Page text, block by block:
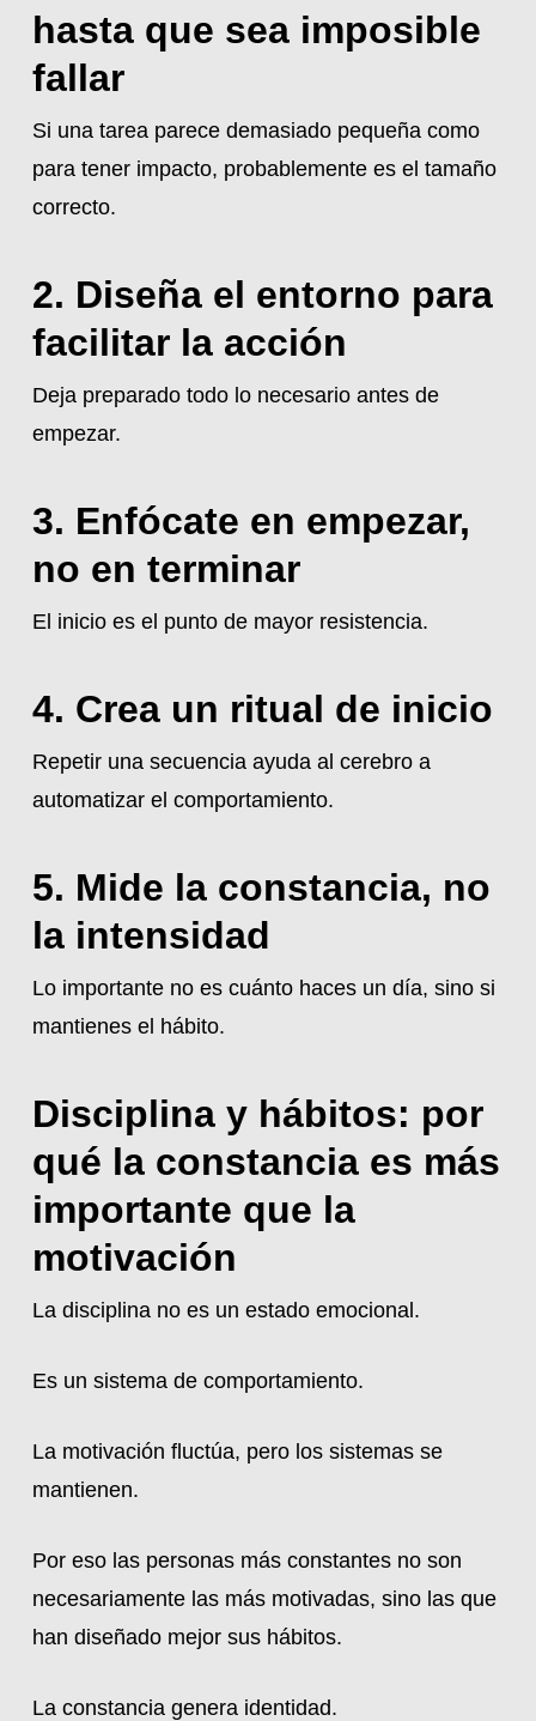
hasta que sea imposible
fallar
Si una tarea parece demasiado pequeña como
para tener impacto, probablemente es el tamaño
correcto.
2. Diseña el entorno para
facilitar la acción
Deja preparado todo lo necesario antes de
empezar.
3. Enfócate en empezar,
no en terminar
El inicio es el punto de mayor resistencia.
4. Crea un ritual de inicio
Repetir una secuencia ayuda al cerebro a
automatizar el comportamiento.
5. Mide la constancia, no
la intensidad
Lo importante no es cuánto haces un día, sino si
mantienes el hábito.
Disciplina y hábitos: por
qué la constancia es más
importante que la
motivación
La disciplina no es un estado emocional.
Es un sistema de comportamiento.
La motivación fluctúa, pero los sistemas se
mantienen.
Por eso las personas más constantes no son
necesariamente las más motivadas, sino las que
han diseñado mejor sus hábitos.
La constancia genera identidad.